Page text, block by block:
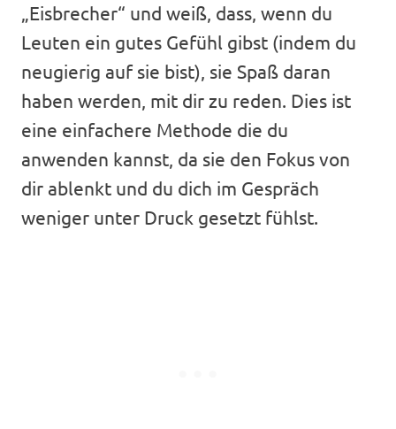
„Eisbrecher“ und weiß, dass, wenn du
Leuten ein gutes Gefühl gibst (indem du
neugierig auf sie bist), sie Spaß daran
haben werden, mit dir zu reden. Dies ist
eine einfachere Methode die du
anwenden kannst, da sie den Fokus von
dir ablenkt und du dich im Gespräch
weniger unter Druck gesetzt fühlst.